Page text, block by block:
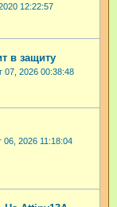
12:22:57
в защиту
07, 2026 00:38:48
06, 2026 11:18:04